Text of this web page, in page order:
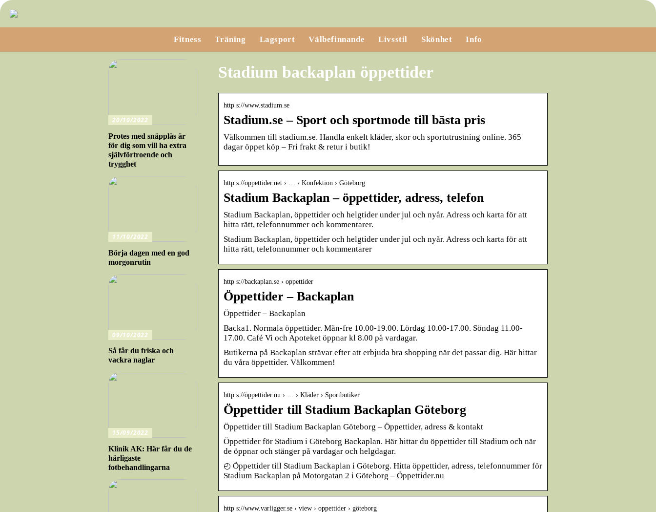
Fitness Träning Lagsport Välbefinnande Livsstil Skönhet Info
Stadium backaplan öppettider
http s://www.stadium.se
Stadium.se – Sport och sportmode till bästa pris
Välkommen till stadium.se. Handla enkelt kläder, skor och sportutrustning online. 365
dagar öppet köp – Fri frakt & retur i butik!
http s://oppettider.net › … › Konfektion › Göteborg
Stadium Backaplan – öppettider, adress, telefon
Stadium Backaplan, öppettider och helgtider under jul och nyår. Adress och karta för att
hitta rätt, telefonnummer och kommentarer.
Stadium Backaplan, öppettider och helgtider under jul och nyår. Adress och karta för att
hitta rätt, telefonnummer och kommentarer
http s://backaplan.se › oppettider
Öppettider – Backaplan
Öppettider – Backaplan
Backa1. Normala öppettider. Mån-fre 10.00-19.00. Lördag 10.00-17.00. Söndag 11.00-
17.00. Café Vi och Apoteket öppnar kl 8.00 på vardagar.
Butikerna på Backaplan strävar efter att erbjuda bra shopping när det passar dig. Här hittar
du våra öppettider. Välkommen!
http s://öppettider.nu › … › Kläder › Sportbutiker
Öppettider till Stadium Backaplan Göteborg
Öppettider till Stadium Backaplan Göteborg – Öppettider, adress & kontakt
Öppettider för Stadium i Göteborg Backaplan. Här hittar du öppettider till Stadium och när
de öppnar och stänger på vardagar och helgdagar.
◴ Öppettider till Stadium Backaplan i Göteborg. Hitta öppettider, adress, telefonnummer för
Stadium Backaplan på Motorgatan 2 i Göteborg – Öppettider.nu
http s://www.varligger.se › view › oppettider › göteborg
20/10/2022
Protes med snäpplås är
för dig som vill ha extra
självförtroende och
trygghet
11/10/2022
Börja dagen med en god
morgonrutin
09/10/2022
Så får du friska och
vackra naglar
15/09/2022
Klinik AK: Här får du de
härligaste
fotbehandlingarna